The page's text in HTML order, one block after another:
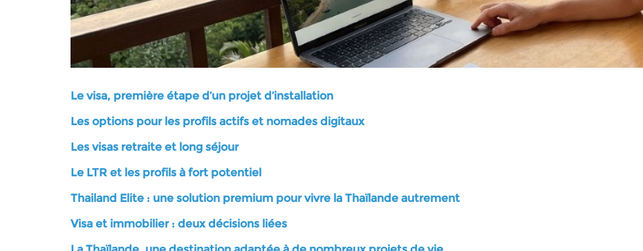
Le visa, première étape d’un projet d’installation
Les options pour les profils actifs et nomades digitaux
Les visas retraite et long séjour
Le LTR et les profils à fort potentiel
Thailand Elite : une solution premium pour vivre la Thaïlande autrement
Visa et immobilier : deux décisions liées